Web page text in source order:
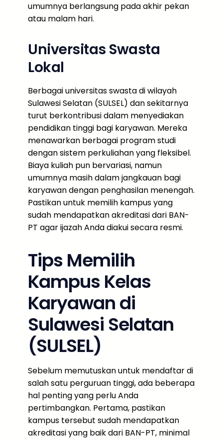
umumnya berlangsung pada akhir pekan
atau malam hari.
Universitas Swasta
Lokal
Berbagai universitas swasta di wilayah
Sulawesi Selatan (SULSEL) dan sekitarnya
turut berkontribusi dalam menyediakan
pendidikan tinggi bagi karyawan. Mereka
menawarkan berbagai program studi
dengan sistem perkuliahan yang fleksibel.
Biaya kuliah pun bervariasi, namun
umumnya masih dalam jangkauan bagi
karyawan dengan penghasilan menengah.
Pastikan untuk memilih kampus yang
sudah mendapatkan akreditasi dari BAN-
PT agar ijazah Anda diakui secara resmi.
Tips Memilih
Kampus Kelas
Karyawan di
Sulawesi Selatan
(SULSEL)
Sebelum memutuskan untuk mendaftar di
salah satu perguruan tinggi, ada beberapa
hal penting yang perlu Anda
pertimbangkan. Pertama, pastikan
kampus tersebut sudah mendapatkan
akreditasi yang baik dari BAN-PT, minimal